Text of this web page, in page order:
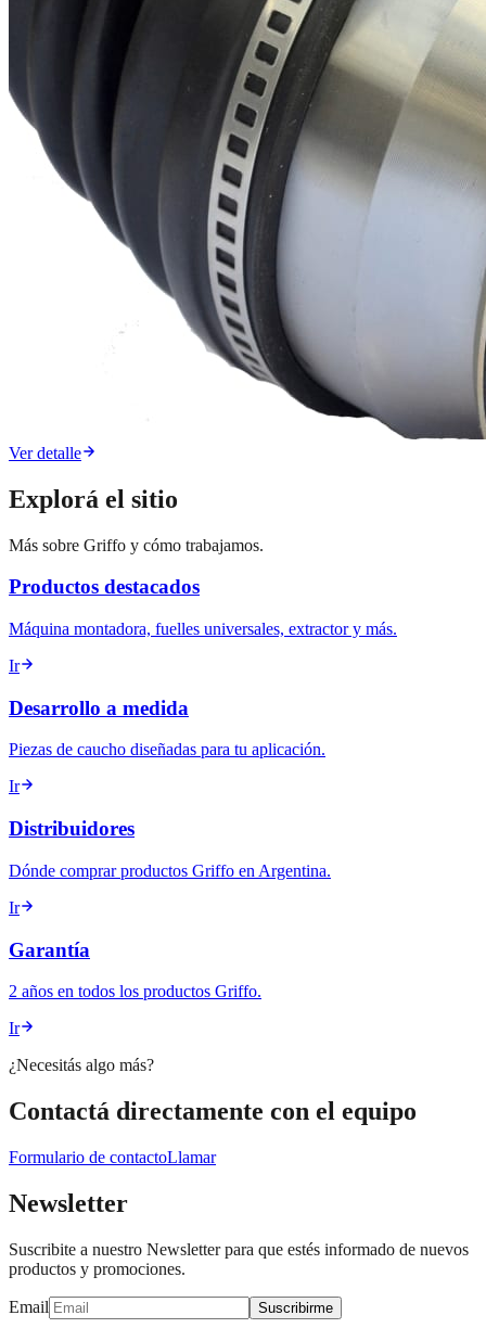
Ver detalle
Explorá el sitio
Más sobre Griffo y cómo trabajamos.
Productos destacados
Máquina montadora, fuelles universales, extractor y más.
Ir
Desarrollo a medida
Piezas de caucho diseñadas para tu aplicación.
Ir
Distribuidores
Dónde comprar productos Griffo en Argentina.
Ir
Garantía
2 años en todos los productos Griffo.
Ir
¿Necesitás algo más?
Contactá directamente con el equipo
Formulario de contactoLlamar
Newsletter
Suscribite a nuestro Newsletter para que estés informado de nuevos
productos y promociones.
Email Suscribirme